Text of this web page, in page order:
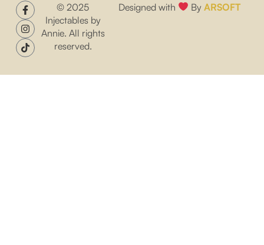
© 2025
Injectables by
Annie. All rights
reserved.
Designed with ByARSOFT